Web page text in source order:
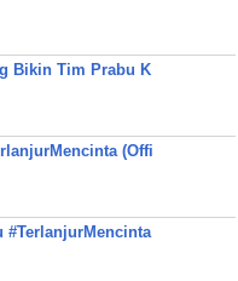
Bikin Tim Prabu K
(Offi
#TerlanjurMencinta